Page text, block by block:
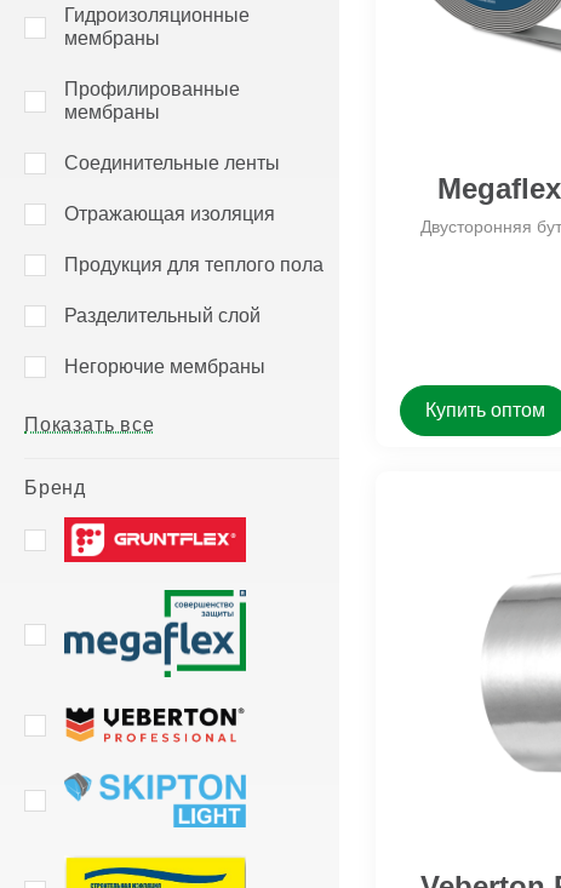
Megaflex Фольга M50
Megaflex Фольга КФ Пет KF PET
Megaflex Фольга Folga НГ
ещё
Megaflex Тёплый пол Hot-
Megaflex Тёплый пол Hot-
Гидроизоляционные
мембраны
Профилированные
мембраны
Соединительные ленты
Отражающая изоляция
Продукция для теплого пола
Разделительный слой
Негорючие мембраны
Показать все
Бренд
Двусторонняя
Купить оптом